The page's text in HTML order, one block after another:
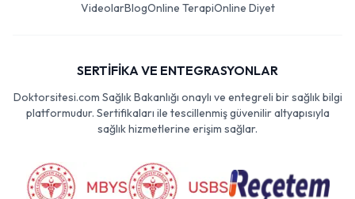
VideolarBlogOnline TerapiOnline Diyet
SERTİFİKA VE ENTEGRASYONLAR
Doktorsitesi.com Sağlık Bakanlığı onaylı ve entegreli bir sağlık bilgi
platformudur. Sertifikaları ile tescillenmiş güvenilir altyapısıyla
sağlık hizmetlerine erişim sağlar.